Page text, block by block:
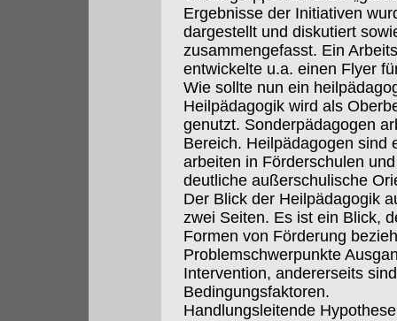
Ergebnisse der Initiativen
dargestellt und diskutiert
zusammengefasst. Ein
entwickelte u.a. einen Flyer
Wie sollte nun ein
Heilpädagogik wird als
genutzt. Sonderpädagogen
Bereich. Heilpädagogen sind
arbeiten in Förderschulen
deutliche außerschulische
Der Blick der Heilpädagogik
zwei Seiten. Es ist ein Blick,
Formen von Förderung
Problemschwerpunkte
Intervention, andererseits
Bedingungsfaktoren.
Handlungsleitende